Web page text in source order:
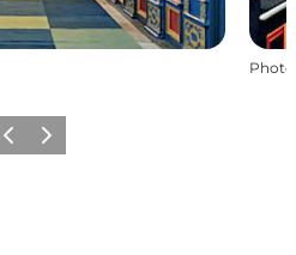
Photo
PrécédentSuivant